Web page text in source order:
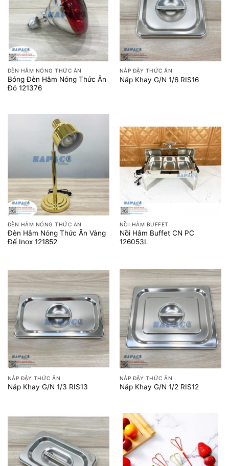
ĐÈN HÂM NÓNG THỨC ĂN
Bóng Đèn Hâm Nóng Thức Ăn
Đỏ 121376
NẮP ĐẬY THỨC ĂN
Nắp Khay G/N 1/6 RIS16
ĐÈN HÂM NÓNG THỨC ĂN
Đèn Hâm Nóng Thức Ăn Vàng
Đế Inox 121852
NỒI HÂM BUFFET
Nồi Hâm Buffet CN PC
126053L
NẮP ĐẬY THỨC ĂN
Nắp Khay G/N 1/3 RIS13
NẮP ĐẬY THỨC ĂN
Nắp Khay G/N 1/2 RIS12